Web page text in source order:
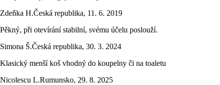
Zdeňka H.Česká republika, 11. 6. 2019
Pěkný, při otevírání stabilní, svému účelu poslouží.
Simona Š.Česká republika, 30. 3. 2024
Klasický menší koš vhodný do koupelny či na toaletu
Nicolescu L.Rumunsko, 29. 8. 2025